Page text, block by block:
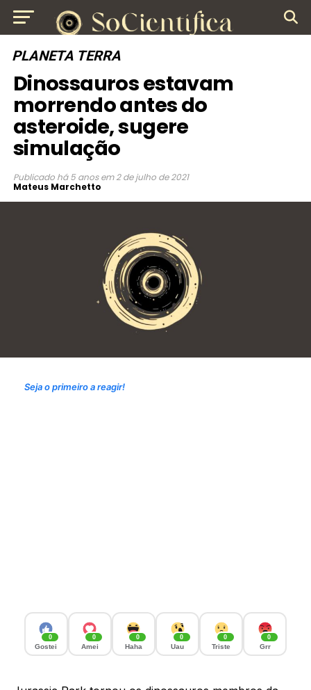
PLANETA TERRA
Dinossauros estavam
morrendo antes do
asteroide, sugere
simulação
Publicado há 5 anos em 2 de julho de 2021
Mateus Marchetto
Seja o primeiro a reagir!
0
Gostei
0
Amei
0
Haha
0
Uau
0
Triste
0
Grr